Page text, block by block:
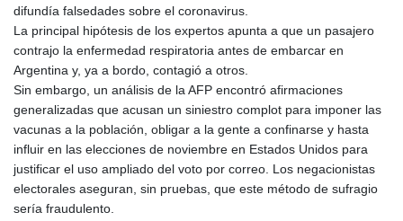
difundía falsedades sobre el coronavirus.
La principal hipótesis de los expertos apunta a que un pasajero
contrajo la enfermedad respiratoria antes de embarcar en
Argentina y, ya a bordo, contagió a otros.
Sin embargo, un análisis de la AFP encontró afirmaciones
generalizadas que acusan un siniestro complot para imponer las
vacunas a la población, obligar a la gente a confinarse y hasta
influir en las elecciones de noviembre en Estados Unidos para
justificar el uso ampliado del voto por correo. Los negacionistas
electorales aseguran, sin pruebas, que este método de sufragio
sería fraudulento.